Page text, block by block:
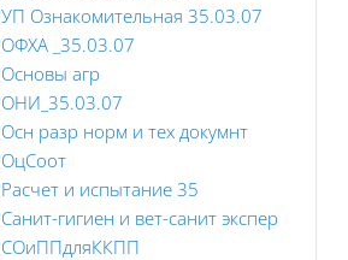
УП Ознакомительная 35.03.07
ОФХА _35.03.07
Основы агр
ОНИ_35.03.07
Осн разр норм и тех докумнт
ОцСоот
Расчет и испытание 35
Санит-гигиен и вет-санит экспер
СОиППдляККПП